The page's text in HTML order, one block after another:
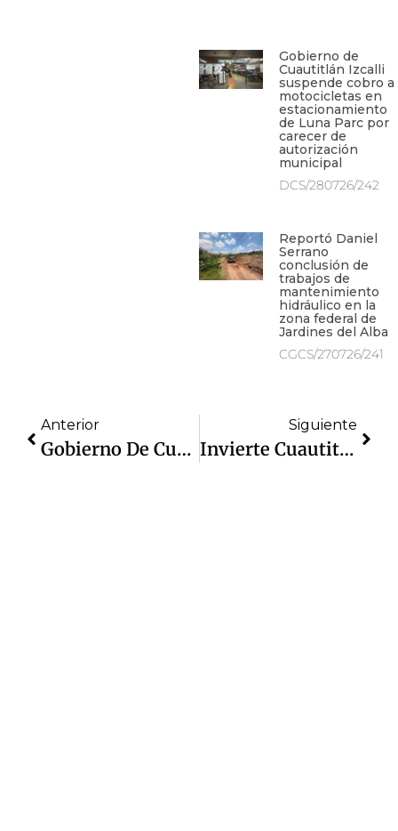
Gobierno de
Cuautitlán Izcalli
suspende cobro a
motocicletas en
estacionamiento
de Luna Parc por
carecer de
autorización
municipal
DCS/280726/242
Reportó Daniel
Serrano
conclusión de
trabajos de
mantenimiento
hidráulico en la
zona federal de
Jardines del Alba
CGCS/270726/241
Anterior
Gobierno De Cuautitlán Izcalli Retira De La Vía Pública Puestos Comerciales Que No Contaban Con Permiso
Siguiente
Invierte Cuautitlán Izcalli 59 % Más En Obras Públicas Este Año Con Relación A 2024